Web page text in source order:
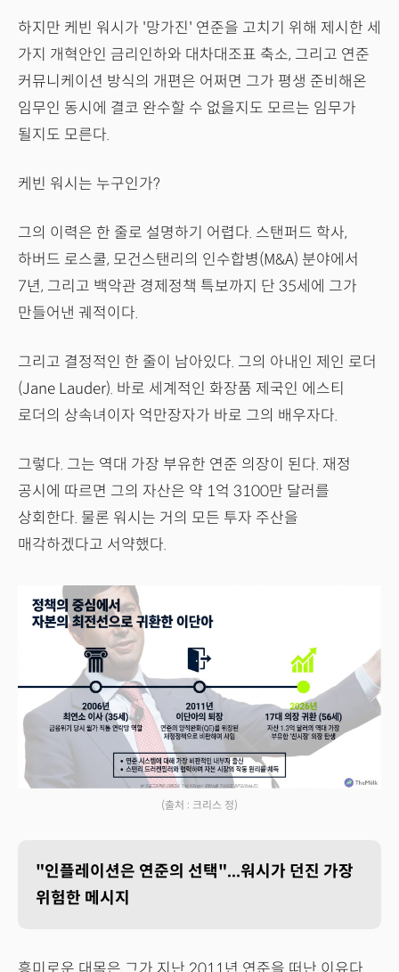
하지만 케빈 워시가 '망가진' 연준을 고치기 위해 제시한 세
가지 개혁안인 금리인하와 대차대조표 축소, 그리고 연준
커뮤니케이션 방식의 개편은 어쩌면 그가 평생 준비해온
임무인 동시에 결코 완수할 수 없을지도 모르는 임무가
될지도 모른다.
케빈 워시는 누구인가?
그의 이력은 한 줄로 설명하기 어렵다. 스탠퍼드 학사,
하버드 로스쿨, 모건스탠리의 인수합병(M&A) 분야에서
7년, 그리고 백악관 경제정책 특보까지 단 35세에 그가
만들어낸 궤적이다.
그리고 결정적인 한 줄이 남아있다. 그의 아내인 제인 로더
(Jane Lauder). 바로 세계적인 화장품 제국인 에스티
로더의 상속녀이자 억만장자가 바로 그의 배우자다.
그렇다. 그는 역대 가장 부유한 연준 의장이 된다. 재정
공시에 따르면 그의 자산은 약 1억 3100만 달러를
상회한다. 물론 워시는 거의 모든 투자 주산을
매각하겠다고 서약했다.
(출처 : 크리스 정)
"인플레이션은 연준의 선택"...워시가 던진 가장
위험한 메시지